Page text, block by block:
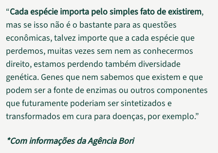
“Cada espécie importa pelo simples fato de existirem,
mas se isso não é o bastante para as questões
econômicas, talvez importe que a cada espécie que
perdemos, muitas vezes sem nem as conhecermos
direito, estamos perdendo também diversidade
genética. Genes que nem sabemos que existem e que
podem ser a fonte de enzimas ou outros componentes
que futuramente poderiam ser sintetizados e
transformados em cura para doenças, por exemplo.”
*Com informações da Agência Bori